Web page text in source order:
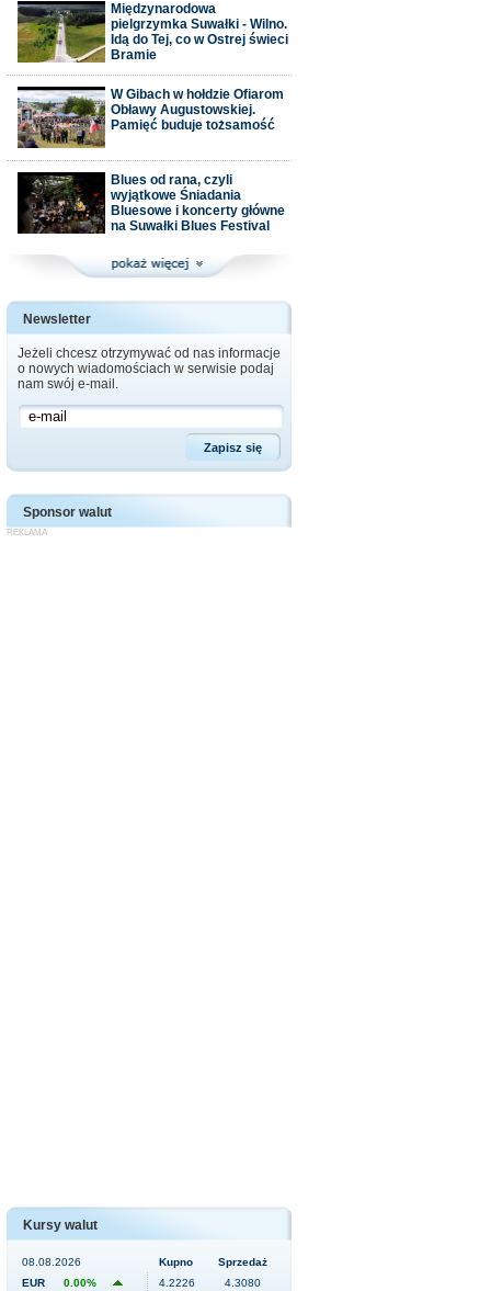
Międzynarodowa
pielgrzymka Suwałki - Wilno.
Idą do Tej, co w Ostrej świeci
Bramie
W Gibach w hołdzie Ofiarom
Obławy Augustowskiej.
Pamięć buduje tożsamość
Blues od rana, czyli
wyjątkowe Śniadania
Bluesowe i koncerty główne
na Suwałki Blues Festival
Newsletter
Jeżeli chcesz otrzymywać od nas informacje
o nowych wiadomościach w serwisie podaj
nam swój e-mail.
Sponsor walut
Kursy walut
08.08.2026 Kupno
Sprzedaż
EUR
0.00% 4.2226 4.3080